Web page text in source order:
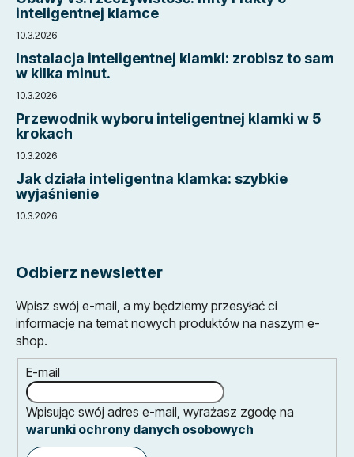
inteligentnej klamce
10.3.2026
Instalacja inteligentnej klamki: zrobisz to sam
w kilka minut.
10.3.2026
Przewodnik wyboru inteligentnej klamki w 5
krokach
10.3.2026
Jak działa inteligentna klamka: szybkie
wyjaśnienie
10.3.2026
Odbierz newsletter
Wpisz swój e-mail, a my będziemy przesyłać ci
informacje na temat nowych produktów na naszym e-
shop.
E-mail
Wpisując swój adres e-mail, wyrażasz zgodę na
warunki ochrony danych osobowych